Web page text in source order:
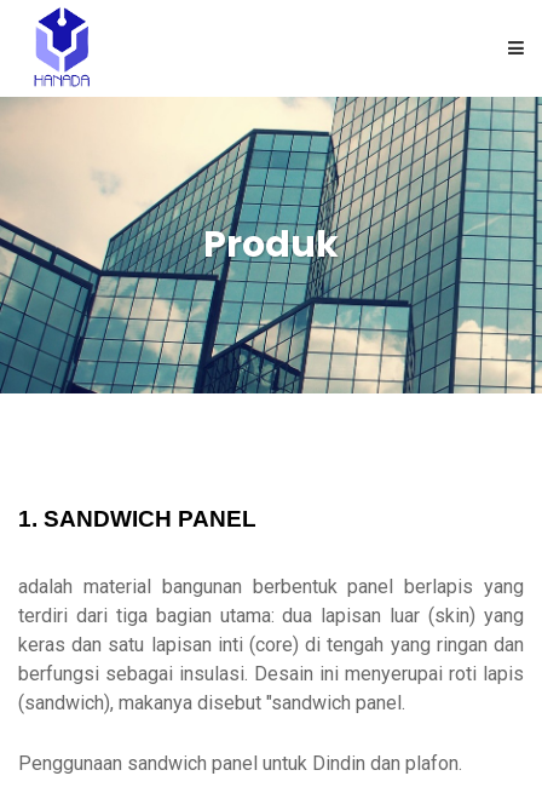
TENTANG KAMI
PRODUK
APLIKASI
Produk
1. SANDWICH PANEL
adalah material bangunan berbentuk panel berlapis yang
terdiri dari tiga bagian utama: dua lapisan luar (skin) yang
keras dan satu lapisan inti (core) di tengah yang ringan dan
berfungsi sebagai insulasi. Desain ini menyerupai roti lapis
(sandwich), makanya disebut "sandwich panel.
Penggunaan sandwich panel untuk Dindin dan plafon.